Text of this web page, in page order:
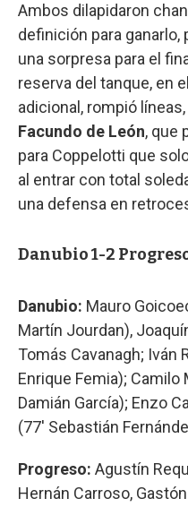
Ambos dilapidaron
definición para
una sorpresa para el
reserva del tanque, en
adicional, rompió
Facundo de León, que
para Coppelotti que
al entrar con total
una defensa en
Danubio 1-2
Danubio: Mauro
Martín Jourdan),
Tomás Cavanagh; Iván
Enrique Femia); Camilo
Damián García); Enzo
(77' Sebastián
Progreso: Agustín
Hernán Carroso,